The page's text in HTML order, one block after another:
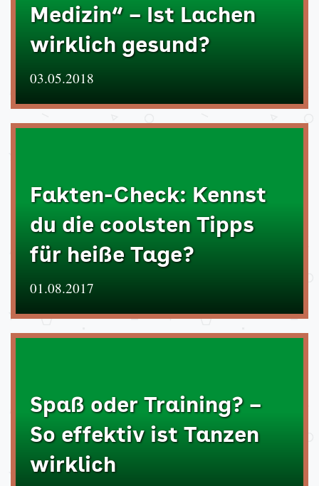
Medizin“ – Ist Lachen
wirklich gesund?
03.05.2018
Fakten-Check: Kennst
du die coolsten Tipps
für heiße Tage?
01.08.2017
Spaß oder Training? –
So effektiv ist Tanzen
wirklich